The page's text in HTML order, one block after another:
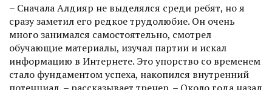
– Сначала Алдияр не выделялся среди ребят, но я
сразу заметил его редкое трудолюбие. Он очень
много занимался самостоя­тельно, смотрел
обучающие материалы, изучал партии и искал
информацию в Интернете. Это упорство со временем
стало фундаментом успеха, накопился внут­ренний
потенциал, – рассказывает тренер. – Около года назад